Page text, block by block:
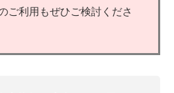
ご利用もぜひご検討くださ